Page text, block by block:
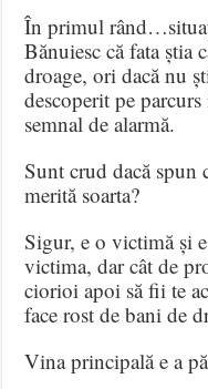
În primul
Bănuiesc că fata știa
droage, ori dacă nu
descoperit pe
semnal de alarmă.
Sunt crud dacă spun
merită soarta?
Sigur, e o victimă și
victima, dar cât de
ciorioi apoi să fii te
face rost de bani de
Vina principală e a